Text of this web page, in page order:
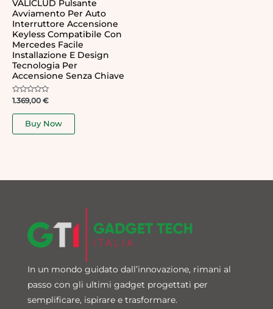
VALICLUD Pulsante
Avviamento Per Auto
Interruttore Accensione
Keyless Compatibile Con
Mercedes Facile
Installazione E Design
Tecnologia Per
Accensione Senza Chiave
Rated
out
1.369,00 €
Buy Now
In un mondo guidato dall’innovazione, rimani al
passo con gli ultimi gadget progettati per
semplificare, ispirare e trasformare.